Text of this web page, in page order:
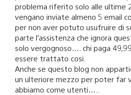
problema riferito solo alle ultime
vengano inviate almeno 5 email
per non aver potuto usufruire di
parte l’assistenza che ignora
solo vergognoso…. chi paga 49,99
essere trattato cosi.
Anche se questo blog non
un ulteriore mezzo per poter far
abbiamo come utenti…..